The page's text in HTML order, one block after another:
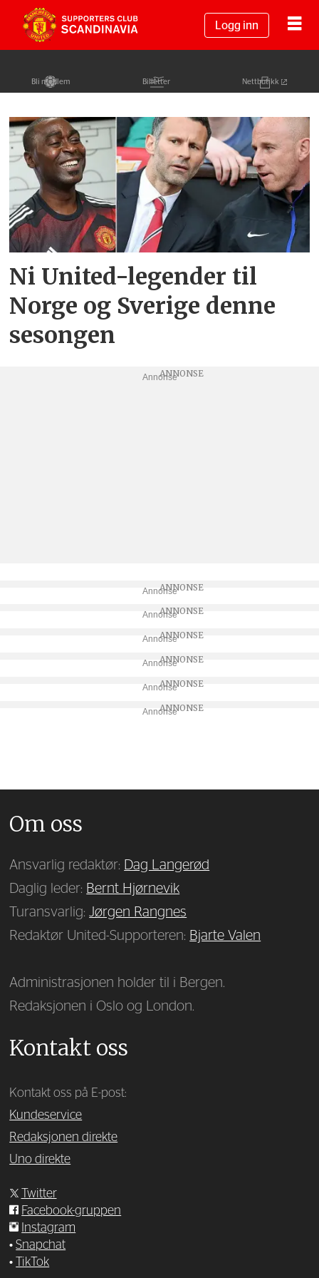
Logg inn
Bli medlem Billetter Nettbutikk
Tag:
p
Ni United-legender til
Norge og Sverige denne
sesongen
Annonse
Annonse
Annonse
Annonse
Annonse
Annonse
Annonse
Om oss
Ansvarlig redaktør: Dag Langerød
Daglig leder: Bernt Hjørnevik
Turansvarlig:Jørgen Rangnes
Redaktør United-Supporteren: Bjarte Valen
Administrasjonen holder til i Bergen.
Redaksjonen i Oslo og London.
Kontakt oss
Kontakt oss på E-post:
Kundeservice
Redaksjonen direkte
Uno direkte
Twitter
Facebook-gruppen
Instagram
•Snapchat
•
TikTok